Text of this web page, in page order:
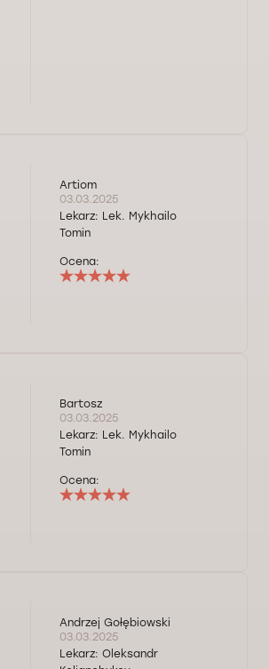
Artiom
03.03.2025
Lekarz: Lek. Mykhailo
Tomin
Ocena:
Bartosz
03.03.2025
Lekarz: Lek. Mykhailo
Tomin
Ocena:
Andrzej Gołębiowski
03.03.2025
Lekarz: Oleksandr